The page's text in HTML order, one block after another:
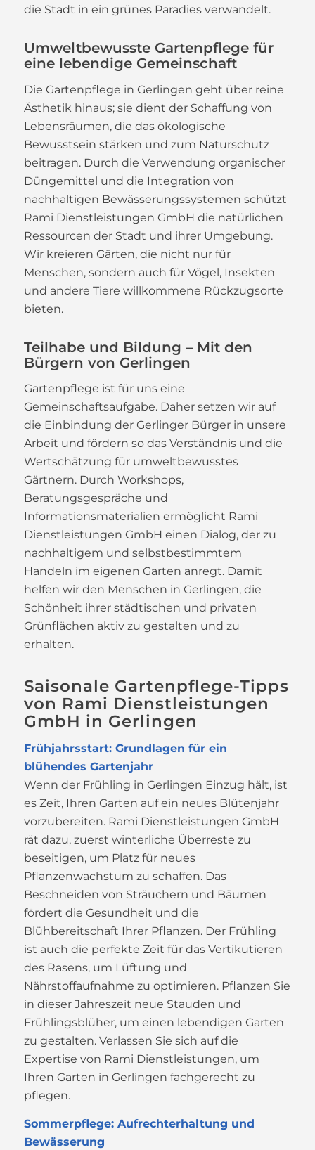
die Stadt in ein grünes Paradies verwandelt.
Umweltbewusste Gartenpflege für
eine lebendige Gemeinschaft
Die Gartenpflege in Gerlingen geht über reine
Ästhetik hinaus; sie dient der Schaffung von
Lebensräumen, die das ökologische
Bewusstsein stärken und zum Naturschutz
beitragen. Durch die Verwendung organischer
Düngemittel und die Integration von
nachhaltigen Bewässerungssystemen schützt
Rami Dienstleistungen GmbH die natürlichen
Ressourcen der Stadt und ihrer Umgebung.
Wir kreieren Gärten, die nicht nur für
Menschen, sondern auch für Vögel, Insekten
und andere Tiere willkommene Rückzugsorte
bieten.
Teilhabe und Bildung – Mit den
Bürgern von Gerlingen
Gartenpflege ist für uns eine
Gemeinschaftsaufgabe. Daher setzen wir auf
die Einbindung der Gerlinger Bürger in unsere
Arbeit und fördern so das Verständnis und die
Wertschätzung für umweltbewusstes
Gärtnern. Durch Workshops,
Beratungsgespräche und
Informationsmaterialien ermöglicht Rami
Dienstleistungen GmbH einen Dialog, der zu
nachhaltigem und selbstbestimmtem
Handeln im eigenen Garten anregt. Damit
helfen wir den Menschen in Gerlingen, die
Schönheit ihrer städtischen und privaten
Grünflächen aktiv zu gestalten und zu
erhalten.
Saisonale Gartenpflege-Tipps
von Rami Dienstleistungen
GmbH in Gerlingen
Frühjahrsstart: Grundlagen für ein
blühendes Gartenjahr
Wenn der Frühling in Gerlingen Einzug hält, ist
es Zeit, Ihren Garten auf ein neues Blütenjahr
vorzubereiten. Rami Dienstleistungen GmbH
rät dazu, zuerst winterliche Überreste zu
beseitigen, um Platz für neues
Pflanzenwachstum zu schaffen. Das
Beschneiden von Sträuchern und Bäumen
fördert die Gesundheit und die
Blühbereitschaft Ihrer Pflanzen. Der Frühling
ist auch die perfekte Zeit für das Vertikutieren
des Rasens, um Lüftung und
Nährstoffaufnahme zu optimieren. Pflanzen Sie
in dieser Jahreszeit neue Stauden und
Frühlingsblüher, um einen lebendigen Garten
zu gestalten. Verlassen Sie sich auf die
Expertise von Rami Dienstleistungen, um
Ihren Garten in Gerlingen fachgerecht zu
pflegen.
Sommerpflege: Aufrechterhaltung und
Bewässerung